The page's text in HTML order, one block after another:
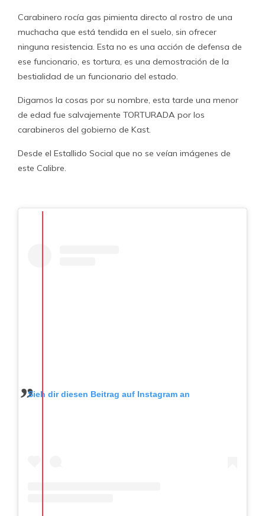
Carabinero rocía gas pimienta directo al rostro de una
muchacha que está tendida en el suelo, sin ofrecer
ninguna resistencia. Esta no es una acción de defensa de
ese funcionario, es tortura, es una demostración de la
bestialidad de un funcionario del estado.
Digamos la cosas por su nombre, esta tarde una menor
de edad fue salvajemente TORTURADA por los
carabineros del gobierno de Kast.
Desde el Estallido Social que no se veían imágenes de
este Calibre.
Sieh dir diesen Beitrag auf Instagram an